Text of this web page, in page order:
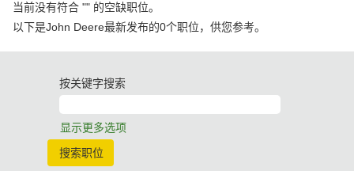
当前没有符合 "" 的空缺职位。
以下是John Deere最新发布的0个职位，供您参考。
按关键字搜索
显示更多选项